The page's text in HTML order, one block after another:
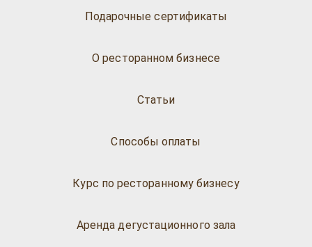
Подарочные сертификаты
О ресторанном бизнесе
Статьи
Способы оплаты
Курс по ресторанному бизнесу
Аренда дегустационного зала